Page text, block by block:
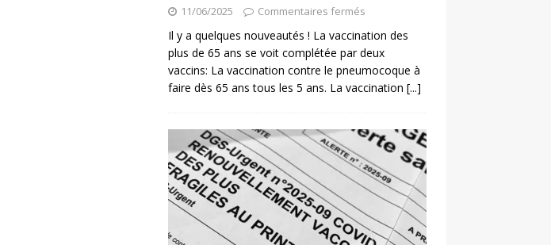
11/06/2025 Commentaires fermés
Il y a quelques nouveautés ! La vaccination des
plus de 65 ans se voit complétée par deux
vaccins: La vaccination contre le pneumocoque à
faire dès 65 ans tous les 5 ans. La vaccination [...]